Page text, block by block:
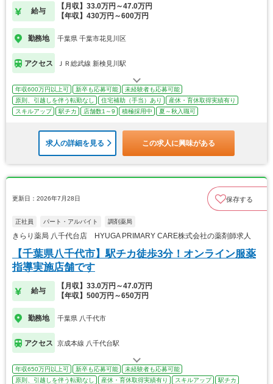
給与
【月収】33.0万円～47.0万円
【年収】430万円～600万円
勤務地 千葉県 千葉市花見川区
アクセス ＪＲ総武線 新検見川駅
年収600万円以上可 新卒も応募可能
未経験者も応募可能
原則、引越しを伴う転勤なし
住宅補助（手当）あり
産休・育休取得実績有り
スキルアップ
駅チカ 店舗数1～9 積極採用中 夏～秋入職可
求人の詳細を見る この求人に興味がある
更新日：2026年7月28日 保存する
正社員 パート・アルバイト 調剤薬局
きらり薬局 八千代台店 HYUGA PRIMARY CARE株式会社の薬剤師求人
【千葉県八千代市】駅チカ徒歩3分！オンライン服薬
指導実施店舗です
給与
【月収】33.0万円～47.0万円
【年収】500万円～650万円
勤務地 千葉県 八千代市
アクセス 京成本線 八千代台駅
年収650万円以上可 新卒も応募可能
未経験者も応募可能
原則、引越しを伴う転勤なし
産休・育休取得実績有り スキルアップ
駅チカ